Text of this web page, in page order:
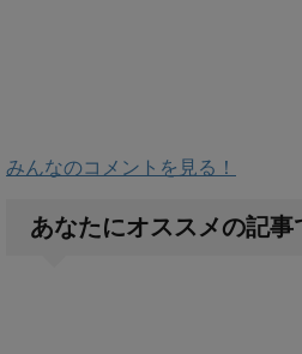
みんなのコメントを見る！
あなたにオススメの記事